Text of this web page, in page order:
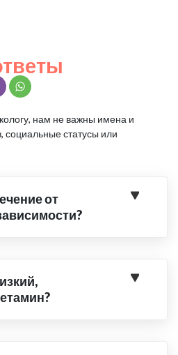
нам не важны имена и
статусы или
от